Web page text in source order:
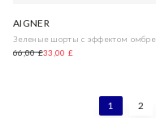
AIGNER
Зеленые шорты с эффектом омбре
66,00 £33,00 £
1 2